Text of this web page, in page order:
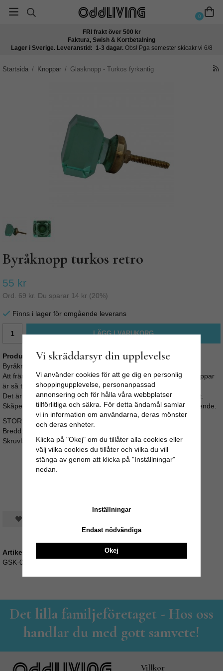
0
FRI frakt över 500 kr
Faktura, Swish & Kortbetalning
Lager i Sverige. Leveranstid: 1-3 dagar. Obs! Pga semester skicakr vi 6/8
Startsida / Knoppar / Glasknopp - Turkos fyrkantig
Byråknopp turkos retro
55 kr
Ord. 69 kr . Du sparar 14 kr (20%)
Finns i lager för omgående leverans
LÄGG I VARUKORG
Produktbeskrivning:
Byråknopp - Elegant fyrkantig byråknopp i turkost klart glas.
Att fräsha upp sin byrå, köksluckor eller garderob med nya knoppar
är så tacksamt.
Det är enkelt, går fort, är billigt och ger oftast ett snyggt resultat.
Skåpet eller byrån får en personlig prägel och ett helt nytt utseende.
STORLEK:
Bredd: 3,5cm
Skruvlängd ca 3,5cm (M4)
Spara som favorit
Artikelnummer:
GSK-07
Det lilla familjeföretaget - Hos oss
handlar du med gott samvete!
Villkor
Vi skräddarsyr din upplevelse
Vi använder cookies för att ge dig en personlig
shoppingupplevelse, personanpassad
annonsering och för hålla våra webbplatser
tillförlitliga och säkra. För detta ändamål samlar
vi in information om användarna, deras mönster
och deras enheter.
Klicka på "Okej" om du tillåter alla cookies eller
välj vilka cookies du tillåter och vilka du vill
stänga av genom att klicka på "Inställningar"
nedan.
Inställningar
Endast nödvändiga
Okej